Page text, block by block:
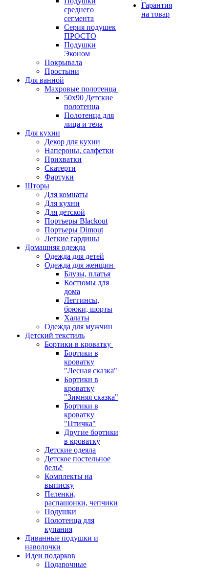
среднего
сегмента
Серия подушек
ПРОСТО
Подушки
Эконом
Покрывала
Простыни
Для ванной
Махровые полотенца
50х90 Детские
полотенца
Полотенца для
лица и тела
Для кухни
Декор для кухни
Напероны, салфетки
Прихватки
Скатерти
Фартуки
Шторы
Для комнаты
Для кухни
Для детской
Портьеры Blackout
Портьеры Dimout
Легкие гардины
Домашняя одежда
Одежда для детей
Одежда для женщин
Блузы, платья
Костюмы для
дома
Леггинсы,
брюки, шорты
Халаты
Одежда для мужчин
Детский текстиль
Бортики в кроватку
Бортики в
кроватку
"Лесная сказка"
Бортики в
кроватку
"Зимняя сказка"
Бортики в
кроватку
"Птичка"
Другие бортики
в кроватку
Детские одеяла
Детское постельное
бельё
Комплекты на
выписку
Пеленки,
распашонки, чепчики
Подушки
Полотенца для
купания
Диванные подушки и
наволочки
Идеи подарков
Подарочные
Гарантия
на товар